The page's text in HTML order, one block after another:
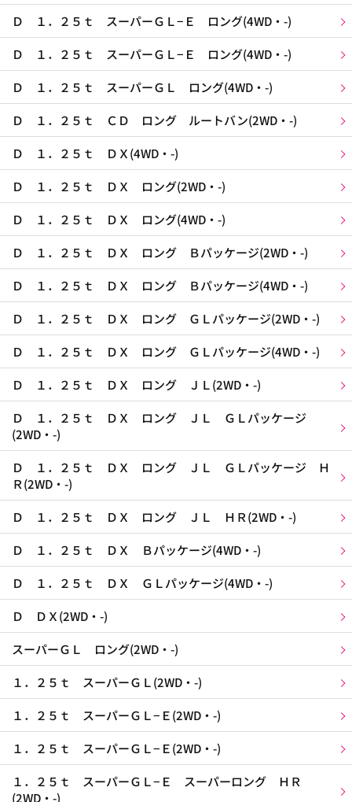
Ｄ １．２５ｔ スーパーＧＬ−Ｅ ロング(4WD・-)
Ｄ １．２５ｔ スーパーＧＬ−Ｅ ロング(4WD・-)
Ｄ １．２５ｔ スーパーＧＬ ロング(4WD・-)
Ｄ １．２５ｔ ＣＤ ロング ルートバン(2WD・-)
Ｄ １．２５ｔ ＤＸ(4WD・-)
Ｄ １．２５ｔ ＤＸ ロング(2WD・-)
Ｄ １．２５ｔ ＤＸ ロング(4WD・-)
Ｄ １．２５ｔ ＤＸ ロング Ｂパッケージ(2WD・-)
Ｄ １．２５ｔ ＤＸ ロング Ｂパッケージ(4WD・-)
Ｄ １．２５ｔ ＤＸ ロング ＧＬパッケージ(2WD・-)
Ｄ １．２５ｔ ＤＸ ロング ＧＬパッケージ(4WD・-)
Ｄ １．２５ｔ ＤＸ ロング ＪＬ(2WD・-)
Ｄ １．２５ｔ ＤＸ ロング ＪＬ ＧＬパッケージ
(2WD・-)
Ｄ １．２５ｔ ＤＸ ロング ＪＬ ＧＬパッケージ Ｈ
Ｒ(2WD・-)
Ｄ １．２５ｔ ＤＸ ロング ＪＬ ＨＲ(2WD・-)
Ｄ １．２５ｔ ＤＸ Ｂパッケージ(4WD・-)
Ｄ １．２５ｔ ＤＸ ＧＬパッケージ(4WD・-)
Ｄ ＤＸ(2WD・-)
スーパーＧＬ ロング(2WD・-)
１．２５ｔ スーパーＧＬ(2WD・-)
１．２５ｔ スーパーＧＬ−Ｅ(2WD・-)
１．２５ｔ スーパーＧＬ−Ｅ(2WD・-)
１．２５ｔ スーパーＧＬ−Ｅ スーパーロング ＨＲ
(2WD・-)